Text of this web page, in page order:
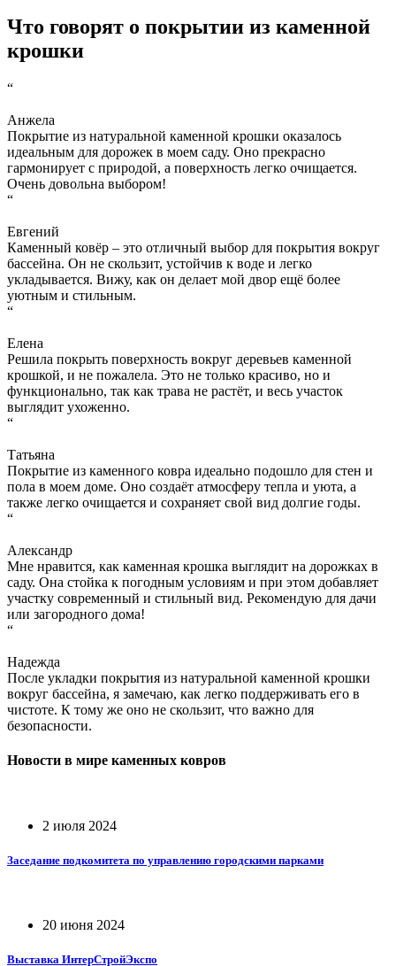
Что говорят о покрытии из каменной
крошки
“
Анжела
Покрытие из натуральной каменной крошки оказалось
идеальным для дорожек в моем саду. Оно прекрасно
гармонирует с природой, а поверхность легко очищается.
Очень довольна выбором!
“
Евгений
Каменный ковёр – это отличный выбор для покрытия вокруг
бассейна. Он не скользит, устойчив к воде и легко
укладывается. Вижу, как он делает мой двор ещё более
уютным и стильным.
“
Елена
Решила покрыть поверхность вокруг деревьев каменной
крошкой, и не пожалела. Это не только красиво, но и
функционально, так как трава не растёт, и весь участок
выглядит ухоженно.
“
Татьяна
Покрытие из каменного ковра идеально подошло для стен и
пола в моем доме. Оно создаёт атмосферу тепла и уюта, а
также легко очищается и сохраняет свой вид долгие годы.
“
Александр
Мне нравится, как каменная крошка выглядит на дорожках в
саду. Она стойка к погодным условиям и при этом добавляет
участку современный и стильный вид. Рекомендую для дачи
или загородного дома!
“
Надежда
После укладки покрытия из натуральной каменной крошки
вокруг бассейна, я замечаю, как легко поддерживать его в
чистоте. К тому же оно не скользит, что важно для
безопасности.
Новости в мире каменных ковров
2 июля 2024
Заседание подкомитета по управлению городскими парками
20 июня 2024
Выставка ИнтерСтройЭкспо